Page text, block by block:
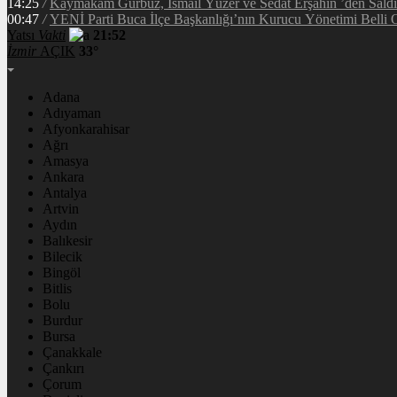
14:25 / Kaymakam Gürbüz, İsmail Yüzer ve Sedat Erşahin ’den
00:47 / YENİ Parti Buca İlçe Başkanlığı’nın Kurucu Yönetimi Belli
Yatsı Vakti
21:52
İzmir AÇIK 33°
Adana
Adıyaman
Afyonkarahisar
Ağrı
Amasya
Ankara
Antalya
Artvin
Aydın
Balıkesir
Bilecik
Bingöl
Bitlis
Bolu
Burdur
Bursa
Çanakkale
Çankırı
Çorum